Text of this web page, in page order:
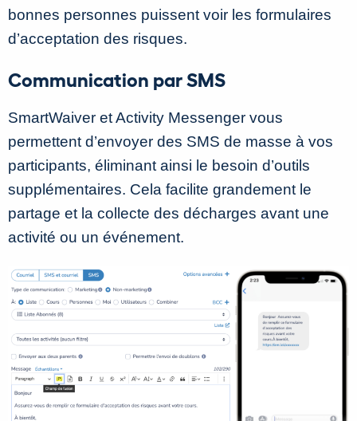
bonnes personnes puissent voir les formulaires
d’acceptation des risques.
Communication par SMS
SmartWaiver et Activity Messenger vous
permettent d’envoyer des SMS de masse à vos
participants, éliminant ainsi le besoin d’outils
supplémentaires. Cela facilite grandement le
partage et la collecte des décharges avant une
activité ou un événement.